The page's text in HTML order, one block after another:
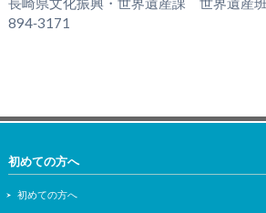
894‐3171
初めての方へ
初めての方へ